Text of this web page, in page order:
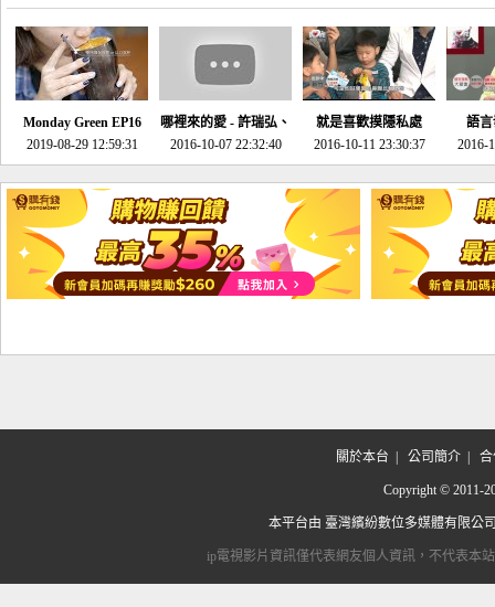
館(謝佳凌)
Monday Green EP16
超意外~環保原來可以
邊玩邊做！
2019-08-29 12:59:31
哪裡來的愛 - 許瑞弘、
李其芬
2016-10-07 22:32:40
就是喜歡摸隱私處
2016-10-11 23:30:37
語
2016-
關於本台 公司簡介| 合
Copyright © 2011-
本平台由 臺灣繽紛數位多媒體有限公
ip電視影片資訊僅代表網友個人資訊，不代表本